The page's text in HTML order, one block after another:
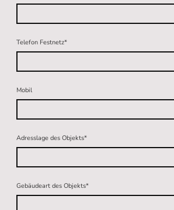
Telefon Festnetz*
Mobil
Adresslage des Objekts*
Gebäudeart des Objekts*